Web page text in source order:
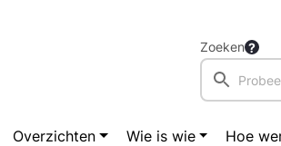
Zoeken
Overzichten Wie is wie Hoe